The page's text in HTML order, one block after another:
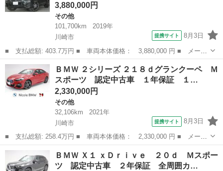
3,880,000円
その他
101,700km
2019年
川崎市
提携サイト 8月3日
■ 支払総額: 403.7万円 ■ 車両本体価格： 3,880,000 円 ■ メーカ
ー名： ＢＭＷ ■ 車種名： Ｘ５ ■ グレード名： ｘＤｒｉｖ
ｅ ３５ｄ Ｍスポーツ ドライビング＆プラス＆コンフォートＰＫ
Ｇ 茶革 ...
神奈川 川崎市
ＢＭＷ ２シリーズ ２１８ｄグランクーペ Ｍ
スポーツ 認定中古車 １年保証 １…
2,330,000円
その他
32,106km
2021年
川崎市
提携サイト 8月3日
■ 支払総額: 258.4万円 ■ 車両本体価格： 2,330,000 円 ■ メーカ
ー名： ＢＭＷ ■ 車種名： ２シリーズ ■ グレード名： ２１８
ｄグランクーペ Ｍスポーツ 認定中古車 １年保証 １８インチＡ
Ｗ アク...
神奈川 川崎市
ＢＭＷ Ｘ１ ｘＤｒｉｖｅ ２０ｄ Ｍスポー
ツ 認定中古車 ２年保証 全周囲カ…